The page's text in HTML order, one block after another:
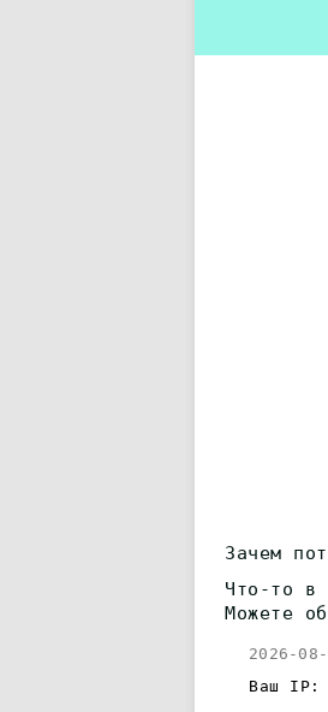
Зачем
Что-то в
Можете
2026-
Ваш IP: